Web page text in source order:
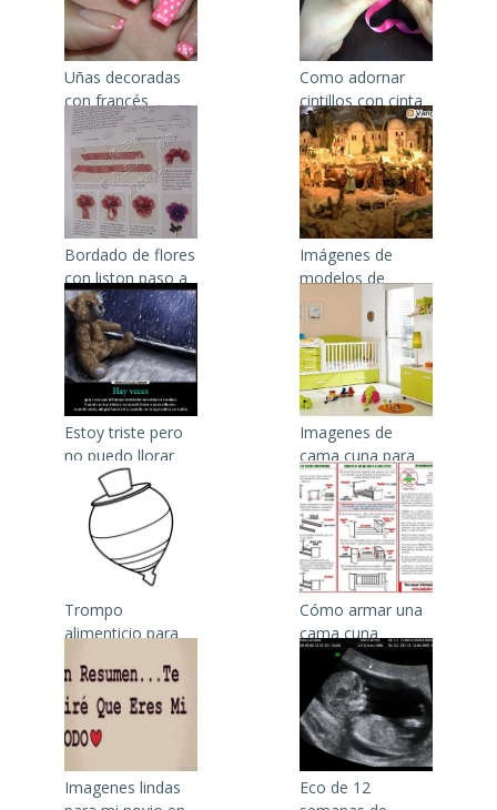
Uñas decoradas
con francés
Como adornar
cintillos con cinta
de niña
Bordado de flores
con liston paso a
paso
Imágenes de
modelos de
pesebres
Estoy triste pero
no puedo llorar
Imagenes de
cama cuna para
varon
Trompo
alimenticio para
preescolar para
colorear
Cómo armar una
cama cuna
Imagenes lindas
Eco de 12